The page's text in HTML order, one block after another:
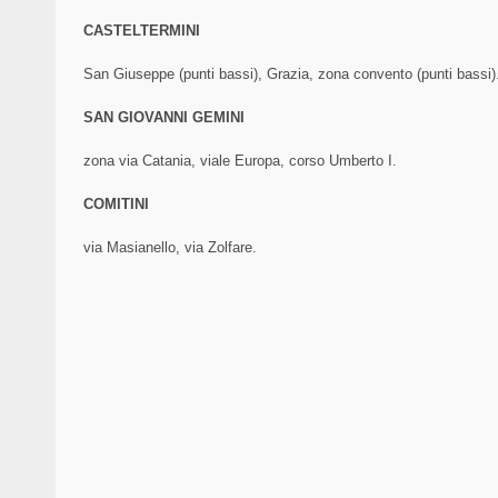
CASTELTERMINI
San Giuseppe (punti bassi), Grazia, zona convento (punti
SAN GIOVANNI GEMINI
zona via Catania, viale Europa, corso Umberto I.
COMITINI
via Masianello, via Zolfare.